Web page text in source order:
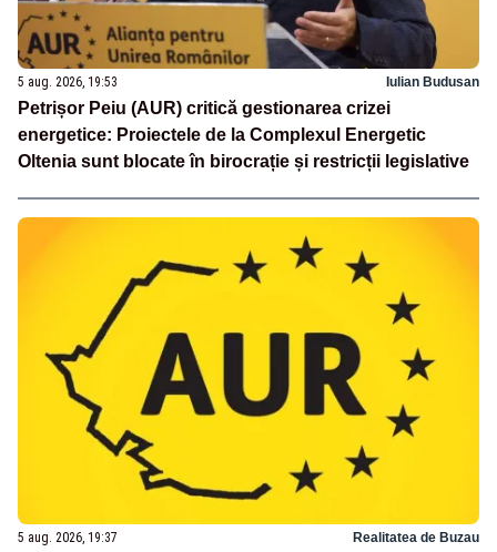
5 aug. 2026, 19:53 Iulian Budusan
Petrișor Peiu (AUR) critică gestionarea crizei
energetice: Proiectele de la Complexul Energetic
Oltenia sunt blocate în birocrație și restricții legislative
5 aug. 2026, 19:37 Realitatea de Buzau